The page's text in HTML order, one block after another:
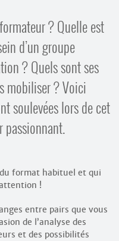
Ressources pédagogiques
Comprendre et parler
Bienvenue en Belgique
Espace presse
Contacts
un lieu d’alphabétisation
? Quelle est
d’un groupe
? Quels sont ses
mobiliser ? Voici
soulevées lors de cet
passionnant.
format habituel et qui
!
entre pairs que vous
de l’analyse des
et des possibilités